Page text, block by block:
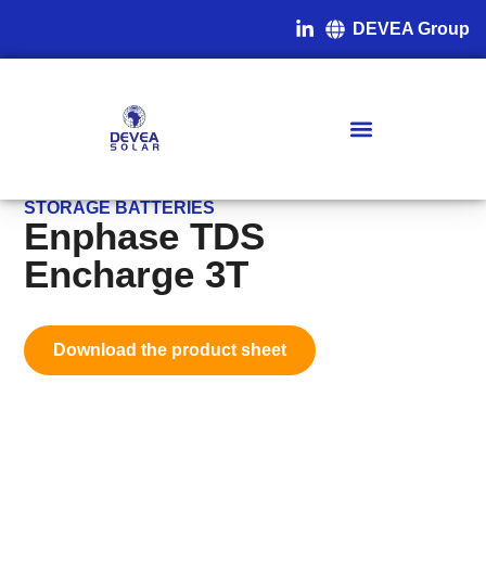
DEVEA Group
STORAGE BATTERIES
Enphase TDS
Encharge 3T
Download the product sheet